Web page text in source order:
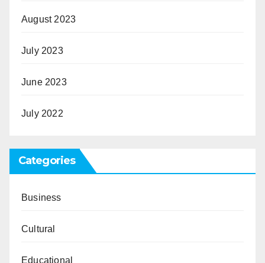
August 2023
July 2023
June 2023
July 2022
Categories
Business
Cultural
Educational